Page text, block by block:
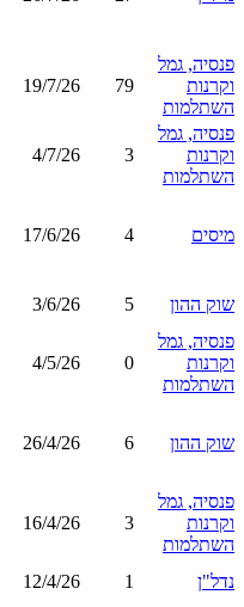
פנסיה, גמל
וקרנות
השתלמות
79
19/7/26
פנסיה, גמל
וקרנות
השתלמות
3
4/7/26
מיסים 4
17/6/26
שוק ההון 5
3/6/26
פנסיה, גמל
וקרנות
השתלמות
0
4/5/26
שוק ההון 6
26/4/26
פנסיה, גמל
וקרנות
השתלמות
3
16/4/26
נדל"ן 1
12/4/26